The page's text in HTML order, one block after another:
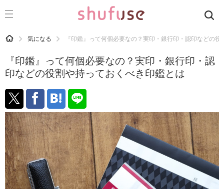
CATEGORY 記事カテゴリ
運気
洗濯
生活の知恵
お金
掃除
マナー
趣味
HOME 気になる 『印鑑』って何個必要なの？実印・銀行印・認印などの
『印鑑』って何個必要なの？実印・銀行印・認
印などの役割や持っておくべき印鑑とは